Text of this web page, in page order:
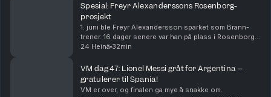
Spesial: Freyr Alexanderssons Rosenborg-
prosjekt
1. juni ble Freyr Alexandersson sparket som Brann-
trener. 16 dager senere var han på plass i Rosenborg. I
denne episoden snakker Alexandersson om hvordan
24 Heinä 32min
VM dag 47: Lionel Messi gråt for Argentina –
gratulerer til Spania!
VM er over, og finalen ga mye å snakke om.